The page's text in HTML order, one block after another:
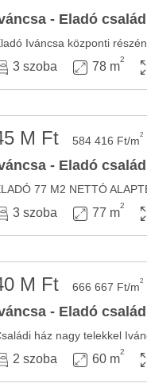
- Eladó
3 szoba 78 m
2
M Ft 584 416 Ft/m2
- Eladó
3 szoba 77 m
2
M Ft 666 667 Ft/m2
- Eladó
2 szoba 60 m
2